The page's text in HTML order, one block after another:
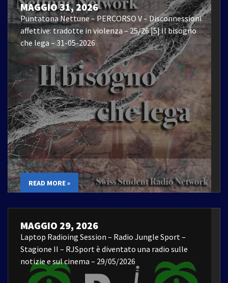
MAGGIO 31, 2026
Puntatona Nettune – PERCORSO V – Disconnessioni
affettive: tradotte in violenza – 25/26 |5| Il bisogno
che lega – 31-05-2026
READ MORE »
MAGGIO 29, 2026
Laptop Radioing Session – Radio Jungle Sport –
Stagione II – RJSport è diventato una radio sulle
notizie e sul cinema – 29/05/2026